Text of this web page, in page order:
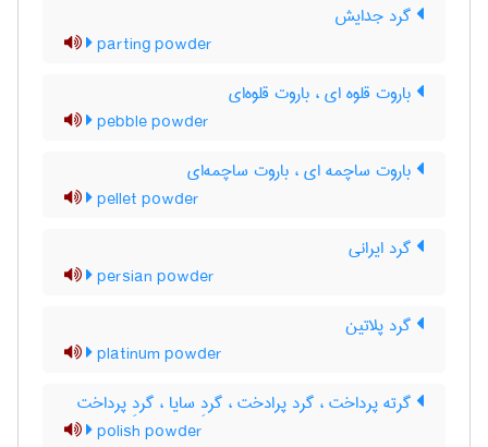
گرد جدایش
parting powder
باروت قلوه ای ، باروت قلوه‌ای
pebble powder
باروت ساچمه ای ، باروت ساچمه‌ای
pellet powder
گرد ایرانی
persian powder
گرد پلاتین
platinum powder
گرته پرداخت ، گرد پرادخت ، گردِ سایا ، گردِ پرداخت
polish powder